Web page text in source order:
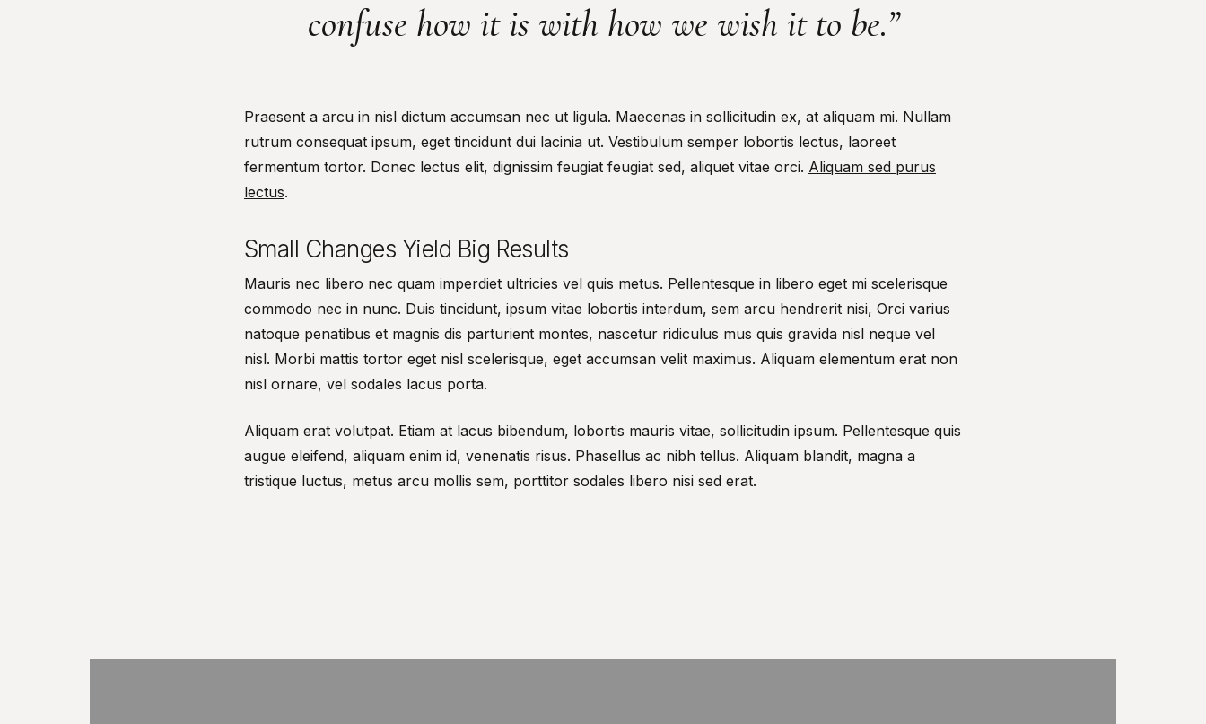
confuse how it is with how we wish it to be.”
Praesent a arcu in nisl dictum accumsan nec ut ligula. Maecenas in sollicitudin ex, at aliquam mi. Nullam
rutrum consequat ipsum, eget tincidunt dui lacinia ut. Vestibulum semper lobortis lectus, laoreet
fermentum tortor. Donec lectus elit, dignissim feugiat feugiat sed, aliquet vitae orci. Aliquam sed purus
lectus.
Small Changes Yield Big Results
Mauris nec libero nec quam imperdiet ultricies vel quis metus. Pellentesque in libero eget mi scelerisque
commodo nec in nunc. Duis tincidunt, ipsum vitae lobortis interdum, sem arcu hendrerit nisi, Orci varius
natoque penatibus et magnis dis parturient montes, nascetur ridiculus mus quis gravida nisl neque vel
nisl. Morbi mattis tortor eget nisl scelerisque, eget accumsan velit maximus. Aliquam elementum erat non
nisl ornare, vel sodales lacus porta.
Aliquam erat volutpat. Etiam at lacus bibendum, lobortis mauris vitae, sollicitudin ipsum. Pellentesque quis
augue eleifend, aliquam enim id, venenatis risus. Phasellus ac nibh tellus. Aliquam blandit, magna a
tristique luctus, metus arcu mollis sem, porttitor sodales libero nisi sed erat.